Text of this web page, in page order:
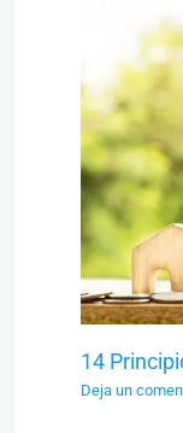
14
Deja un